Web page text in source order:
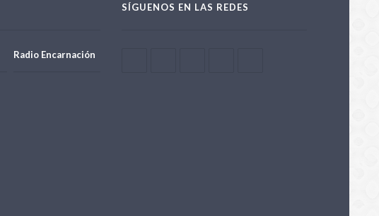
Radio Encarnación
SÍGUENOS EN LAS REDES